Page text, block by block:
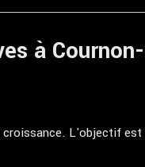
à
croissance. L'objectif